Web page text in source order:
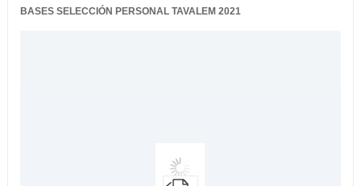
BASES SELECCIÓN PERSONAL TAVALEM 2021